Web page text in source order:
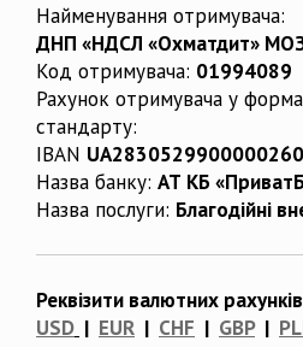
Найменування отримувача:
ДНП «НДСЛ «Охматдит» МОЗ
Код отримувача: 01994089
Рахунок отримувача у
стандарту:
IBAN
Назва банку: АТ КБ
Назва послуги: Благодійні
Реквізити валютних рахунків
USD | EUR | CHF | GBP|